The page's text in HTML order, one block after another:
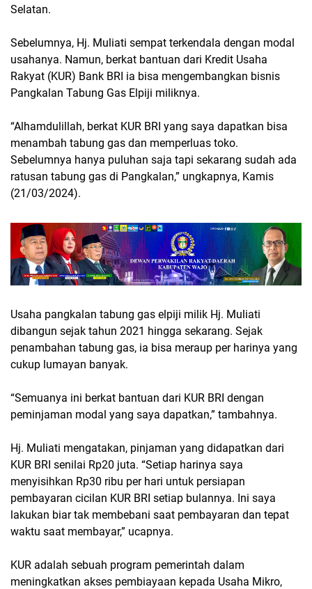
Selatan.
Sebelumnya, Hj. Muliati sempat terkendala dengan modal
usahanya. Namun, berkat bantuan dari Kredit Usaha
Rakyat (KUR) Bank BRI ia bisa mengembangkan bisnis
Pangkalan Tabung Gas Elpiji miliknya.
“Alhamdulillah, berkat KUR BRI yang saya dapatkan bisa
menambah tabung gas dan memperluas toko.
Sebelumnya hanya puluhan saja tapi sekarang sudah ada
ratusan tabung gas di Pangkalan,” ungkapnya, Kamis
(21/03/2024).
Usaha pangkalan tabung gas elpiji milik Hj. Muliati
dibangun sejak tahun 2021 hingga sekarang. Sejak
penambahan tabung gas, ia bisa meraup per harinya yang
cukup lumayan banyak.
“Semuanya ini berkat bantuan dari KUR BRI dengan
peminjaman modal yang saya dapatkan,” tambahnya.
Hj. Muliati mengatakan, pinjaman yang didapatkan dari
KUR BRI senilai Rp20 juta. “Setiap harinya saya
menyisihkan Rp30 ribu per hari untuk persiapan
pembayaran cicilan KUR BRI setiap bulannya. Ini saya
lakukan biar tak membebani saat pembayaran dan tepat
waktu saat membayar,” ucapnya.
KUR adalah sebuah program pemerintah dalam
meningkatkan akses pembiayaan kepada Usaha Mikro,